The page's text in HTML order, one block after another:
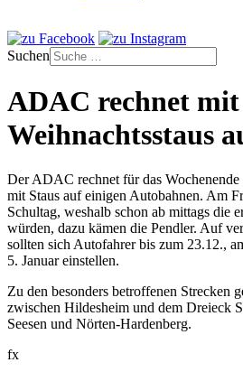
Suchen
ADAC rechnet mit
Weihnachtsstaus
Der ADAC rechnet für das Wochenende
mit Staus auf einigen Autobahnen. Am
Schultag, weshalb schon ab mittags die
würden, dazu kämen die Pendler. Auf
sollten sich Autofahrer bis zum 23.12.,
5. Januar einstellen.
Zu den besonders betroffenen Strecken
zwischen Hildesheim und dem Dreieck
Seesen und Nörten-Hardenberg.
fx